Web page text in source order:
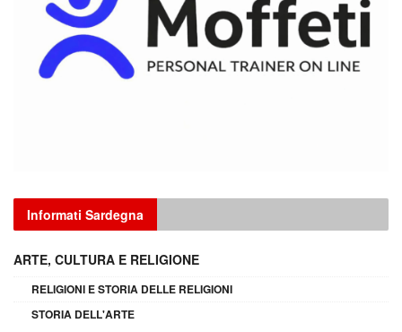
Informati Sardegna
ARTE, CULTURA E RELIGIONE
RELIGIONI E STORIA DELLE RELIGIONI
STORIA DELL'ARTE